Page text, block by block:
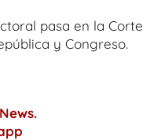
pasa en la Corte,
y Congreso.